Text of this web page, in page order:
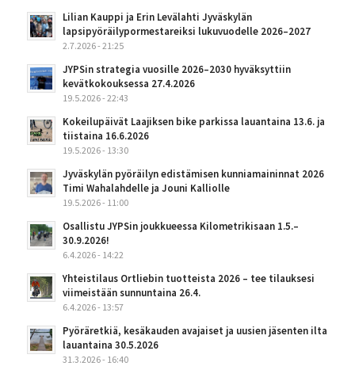
Lilian Kauppi ja Erin Levälahti Jyväskylän
lapsipyöräilypormestareiksi lukuvuodelle 2026–2027
2.7.2026 - 21:25
JYPSin strategia vuosille 2026–2030 hyväksyttiin
kevätkokouksessa 27.4.2026
19.5.2026 - 22:43
Kokeilupäivät Laajiksen bike parkissa lauantaina 13.6. ja
tiistaina 16.6.2026
19.5.2026 - 13:30
Jyväskylän pyöräilyn edistämisen kunniamaininnat 2026
Timi Wahalahdelle ja Jouni Kalliolle
19.5.2026 - 11:00
Osallistu JYPSin joukkueessa Kilometrikisaan 1.5.–
30.9.2026!
6.4.2026 - 14:22
Yhteistilaus Ortliebin tuotteista 2026 – tee tilauksesi
viimeistään sunnuntaina 26.4.
6.4.2026 - 13:57
Pyöräretkiä, kesäkauden avajaiset ja uusien jäsenten ilta
lauantaina 30.5.2026
31.3.2026 - 16:40